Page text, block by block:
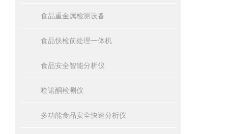
食品重金属检测设备
食品快检前处理一体机
食品安全智能分析仪
喹诺酮检测仪
多功能食品安全快速分析仪